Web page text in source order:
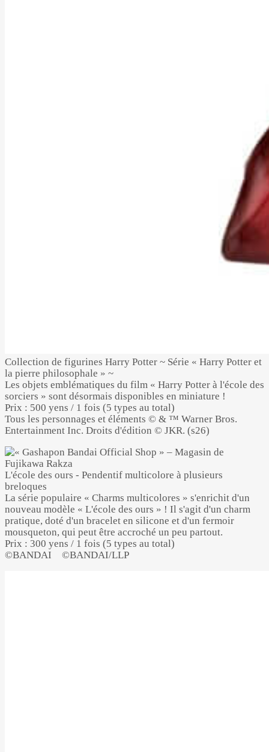
Collection de figurines Harry Potter ~ Série « Harry Potter et
la pierre philosophale » ~
Les objets emblématiques du film « Harry Potter à l'école des
sorciers » sont désormais disponibles en miniature !
Prix : 500 yens / 1 fois (5 types au total)
Tous les personnages et éléments © & ™ Warner Bros.
Entertainment Inc. Droits d'édition © JKR. (s26)
L'école des ours - Pendentif multicolore à plusieurs
breloques
La série populaire « Charms multicolores » s'enrichit d'un
nouveau modèle « L'école des ours » ! Il s'agit d'un charm
pratique, doté d'un bracelet en silicone et d'un fermoir
mousqueton, qui peut être accroché un peu partout.
Prix : 300 yens / 1 fois (5 types au total)
©BANDAI ©BANDAI/LLP